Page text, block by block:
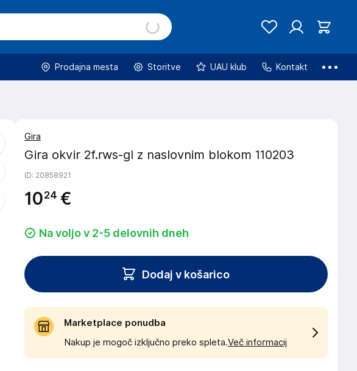
Prodajna mesta Storitve UAU klub Kontakt
Gira
Gira okvir 2f.rws-gl z naslovnim blokom 110203
ID: 20858921
1024 €
Na voljo v 2-5 delovnih dneh
Dodaj v košarico
Marketplace ponudba
Nakup je mogoč izključno preko spleta.Več informacij